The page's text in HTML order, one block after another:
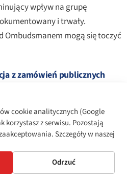
wpływ na grupę
i trwały.
Ombudsmanem mogą się toczyć
z zamówień publicznych
publicznych (L73(I)/2016),
Zamówieniowe, wymaga od
dostępności na etapie
na dyskwalifikację
poważne naruszenia —
decyzje o dyskryminacji
kary administracyjne na
cookie analitycznych (Google
korzystasz z serwisu. Pozostają
Szczegóły w naszej
Odrzuć